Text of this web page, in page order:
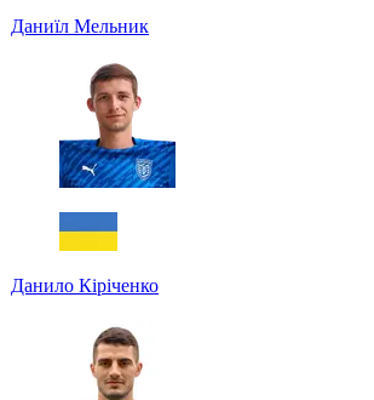
Даниїл Мельник
Данило Кіріченко